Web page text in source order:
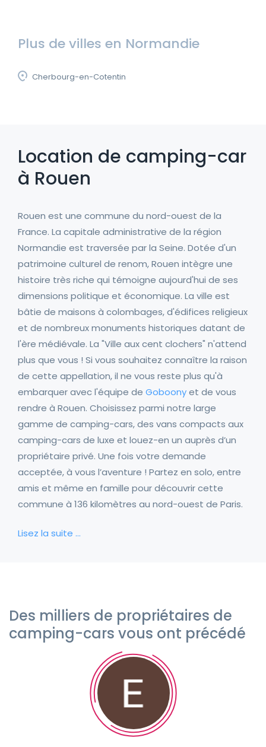
Plus de villes en Normandie
Cherbourg-en-Cotentin
Location de camping-car
à Rouen
Rouen est une commune du nord-ouest de la
France. La capitale administrative de la région
Normandie est traversée par la Seine. Dotée d'un
patrimoine culturel de renom, Rouen intègre une
histoire très riche qui témoigne aujourd'hui de ses
dimensions politique et économique. La ville est
bâtie de maisons à colombages, d'édifices religieux
et de nombreux monuments historiques datant de
l'ère médiévale. La "Ville aux cent clochers" n'attend
plus que vous ! Si vous souhaitez connaître la raison
de cette appellation, il ne vous reste plus qu'à
embarquer avec l'équipe de Goboonyet de vous
rendre à Rouen. Choisissez parmi notre large
gamme de camping-cars, des vans compacts aux
camping-cars de luxe et louez-en un auprès d’un
propriétaire privé. Une fois votre demande
acceptée, à vous l’aventure ! Partez en solo, entre
amis et même en famille pour découvrir cette
commune à 136 kilomètres au nord-ouest de Paris.
Lisez la suite …
Des milliers de propriétaires de
camping-cars vous ont précédé